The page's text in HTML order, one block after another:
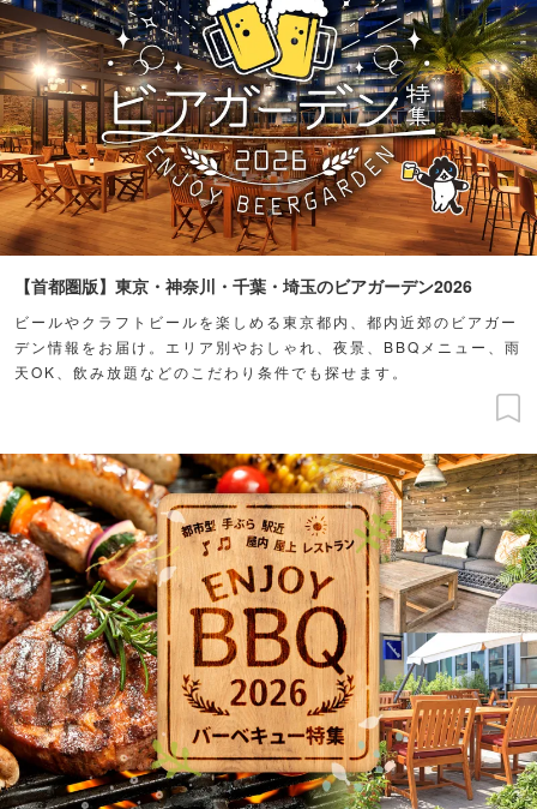
【首都圏版】東京・神奈川・千葉・埼玉のビアガーデン2026
ビールやクラフトビールを楽しめる東京都内、都内近郊のビアガー
デン情報をお届け。エリア別やおしゃれ、夜景、BBQメニュー、雨
天OK、飲み放題などのこだわり条件でも探せます。